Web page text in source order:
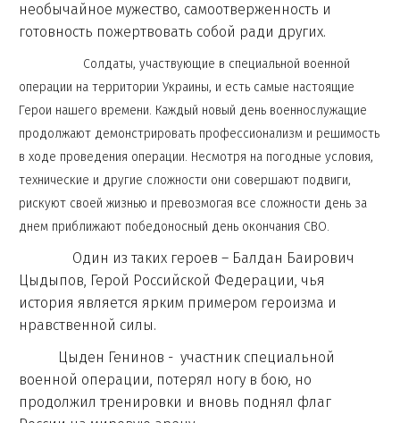
необычайное мужество, самоотверженность и
готовность пожертвовать собой ради других.
Солдаты, участвующие в специальной военной
операции на территории Украины, и есть самые настоящие
Герои нашего времени. Каждый новый день военнослужащие
продолжают демонстрировать профессионализм и решимость
в ходе проведения операции. Несмотря на погодные условия,
технические и другие сложности они совершают подвиги,
рискуют своей жизнью и превозмогая все сложности день за
днем приближают победоносный день окончания СВО.
Один из таких героев – Балдан Баирович
Цыдыпов, Герой Российской Федерации, чья
история является ярким примером героизма и
нравственной силы.
Цыден Генинов - участник специальной
военной операции, потерял ногу в бою, но
продолжил тренировки и вновь поднял флаг